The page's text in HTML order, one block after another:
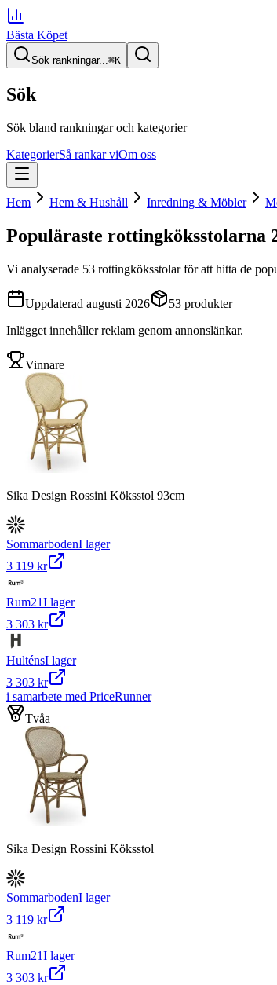
Bästa Köpet
Sök rankningar...⌘K
Sök
Sök bland rankningar och kategorier
KategorierSå rankar viOm oss
Hem Hem & Hushåll Inredning & Möbler
Populäraste rottingköksstolarna
Vi analyserade 53 rottingköksstolarför att hitta de
Uppdaterad augusti 2026 53 produkter
Inlägget innehåller reklam genom annonslänkar.
Vinnare
Sika Design Rossini Köksstol 93cm
SommarbodenI lager
3 119 kr
Rum21I lager
3 303 kr
HulténsI lager
3 303 kr
i samarbete med PriceRunner
Tvåa
Sika Design Rossini Köksstol
SommarbodenI lager
3 119 kr
Rum21I lager
3 303 kr